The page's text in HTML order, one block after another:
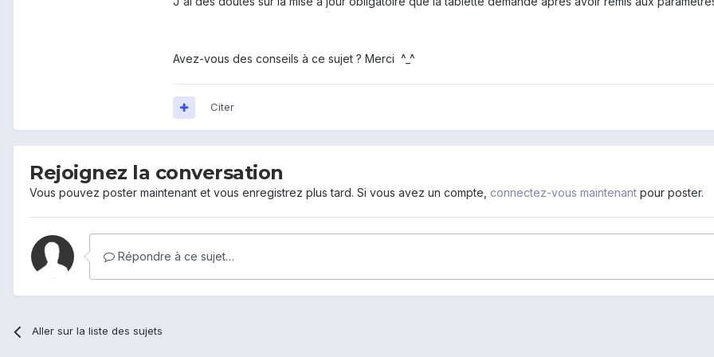
Avez-vous des conseils à ce sujet ? Merci ^_^
Citer
Rejoignez la conversation
Vous pouvez poster maintenant et vous enregistrez plus tard. Si vous avez un compte, connectez-vous maintenant pour poster.
Répondre à ce sujet…
Aller sur la liste des sujets